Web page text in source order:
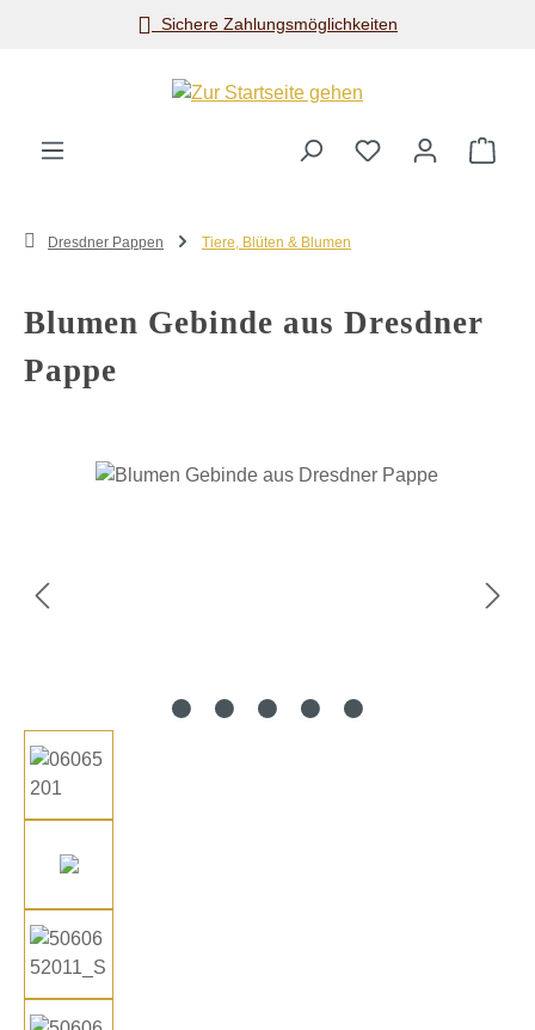
Zum Hauptinhalt springenSichere Zahlungsmöglichkeiten
Dresdner Pappen Tiere, Blüten & Blumen
Blumen Gebinde aus Dresdner
Pappe
Bildergalerie überspringen